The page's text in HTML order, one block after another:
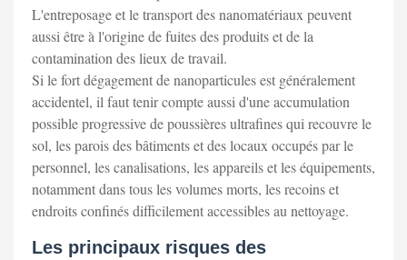
L'entreposage et le transport des nanomatériaux peuvent
aussi être à l'origine de fuites des produits et de la
contamination des lieux de travail.
Si le fort dégagement de nanoparticules est généralement
accidentel, il faut tenir compte aussi d'une accumulation
possible progressive de poussières ultrafines qui recouvre le
sol, les parois des bâtiments et des locaux occupés par le
personnel, les canalisations, les appareils et les équipements,
notamment dans tous les volumes morts, les recoins et
endroits confinés difficilement accessibles au nettoyage.
Les principaux risques des